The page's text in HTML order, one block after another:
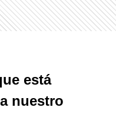
está
nuestro